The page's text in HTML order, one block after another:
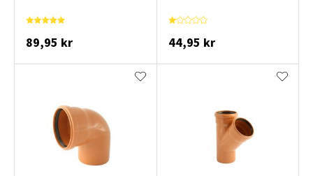
89,95 kr 44,95 kr